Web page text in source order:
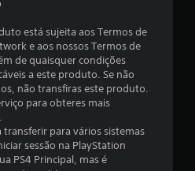
o
está sujeita aos Termos de
e aos nossos Termos de
de quaisquer condições
a este produto. Se não
não transfiras este produto.
para obteres mais
transferir para vários sistemas
sessão na PlayStation
PS4 Principal, mas é